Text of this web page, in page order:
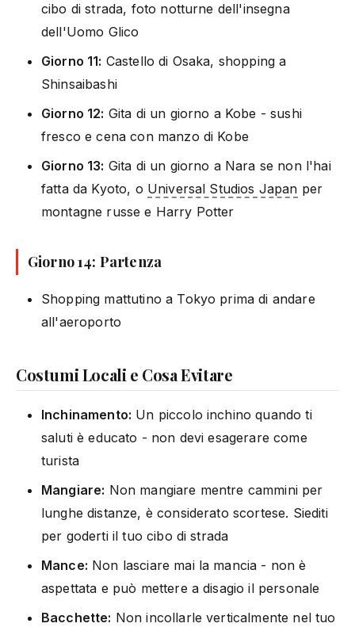
cibo di strada, foto notturne dell'insegna
dell'Uomo Glico
Giorno 11: Castello di Osaka, shopping a
Shinsaibashi
Giorno 12: Gita di un giorno a Kobe - sushi
fresco e cena con manzo di Kobe
Giorno 13: Gita di un giorno a Nara se non l'hai
fatta da Kyoto, o Universal Studios Japan per
montagne russe e Harry Potter
Giorno 14: Partenza
Shopping mattutino a Tokyo prima di andare
all'aeroporto
Costumi Locali e Cosa Evitare
Inchinamento: Un piccolo inchino quando ti
saluti è educato - non devi esagerare come
turista
Mangiare: Non mangiare mentre cammini per
lunghe distanze, è considerato scortese. Siediti
per goderti il tuo cibo di strada
Mance: Non lasciare mai la mancia - non è
aspettata e può mettere a disagio il personale
Bacchette: Non incollarle verticalmente nel tuo